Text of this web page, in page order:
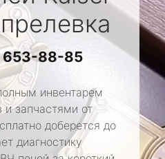
653-88-85
инвентарем
и запчастями от
доберется до
диагностику